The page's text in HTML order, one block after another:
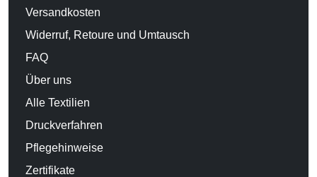
Versandkosten
Widerruf, Retoure und Umtausch
FAQ
Über uns
Alle Textilien
Druckverfahren
Pflegehinweise
Zertifikate